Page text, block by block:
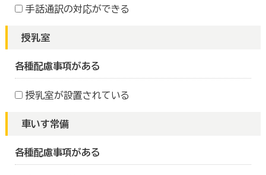
手話通訳の対応ができる
授乳室
各種配慮事項がある
授乳室が設置されている
車いす常備
各種配慮事項がある